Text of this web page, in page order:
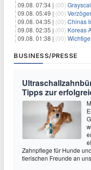
09.08. 07:34 | (00) Grayscale
09.08. 05:49 | (00)
09.08. 04:35 | (00) Chinas Inflation
09.08. 02:35 | (00) Koreas
09.08. 01:38 | (00) Wichtige
BUSINESS/PRESSE
Tipps zur
Zahnpflege für Hunde
tierischen Freunde an